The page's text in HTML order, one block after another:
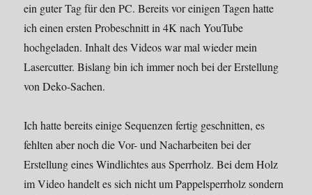
ein guter Tag für den PC. Bereits vor einigen Tagen hatte
ich einen ersten Probeschnitt in 4K nach YouTube
hochgeladen. Inhalt des Videos war mal wieder mein
Lasercutter. Bislang bin ich immer noch bei der Erstellung
von Deko-Sachen.
Ich hatte bereits einige Sequenzen fertig geschnitten, es
fehlten aber noch die Vor- und Nacharbeiten bei der
Erstellung eines Windlichtes aus Sperrholz. Bei dem Holz
im Video handelt es sich nicht um Pappelsperrholz sondern